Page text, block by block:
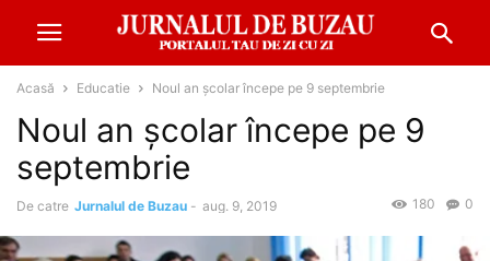
Acasă Educatie Noul an școlar începe pe 9 septembrie
Noul an școlar începe pe 9
septembrie
De catre Jurnalul de Buzau - aug. 9, 2019 0
180